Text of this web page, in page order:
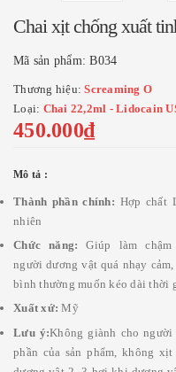
Chai xịt chống xuất
Mã sản phẩm:B034
Thương hiệu:Screaming O
Loại: Chai 22,2ml - Lidocain
450.000₫
Mô tả :
Thành phần chính: Hợp chất
nhiên
Chức năng:Giúp làm
người dương vật quá nhạy
bình thường muốn kéo dài thời
Xuất xứ: Mỹ
Lưu ý:Không giành cho
phần của sản phẩm, không